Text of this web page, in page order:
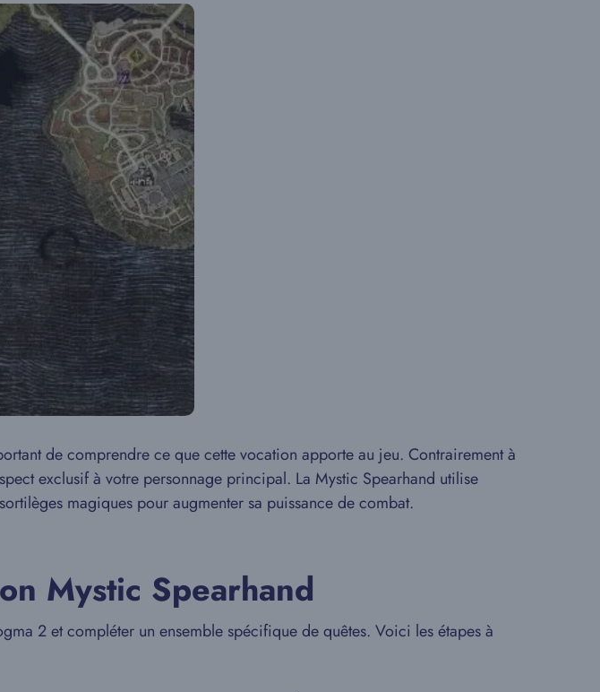
de comprendre ce que cette vocation apporte au jeu. Contrairement à
exclusif à votre personnage principal. La Mystic Spearhand utilise
magiques pour augmenter sa puissance de combat.
Mystic Spearhand
2 et compléter un ensemble spécifique de quêtes. Voici les étapes à